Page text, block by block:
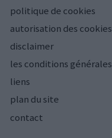
politique de cookies
autorisation des cookies
disclaimer
les conditions générales
liens
plan du site
contact